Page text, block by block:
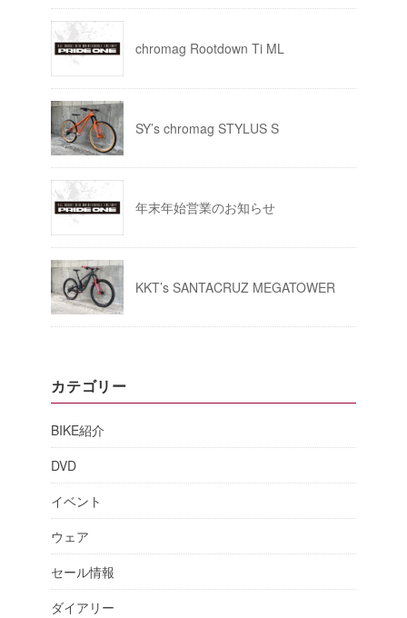
chromag Rootdown Ti ML
SY’s chromag STYLUS S
年末年始営業のお知らせ
KKT’s SANTACRUZ MEGATOWER
カテゴリー
BIKE紹介
DVD
イベント
ウェア
セール情報
ダイアリー